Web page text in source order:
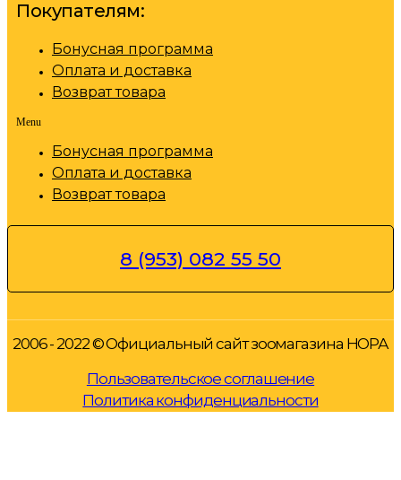
Покупателям:
Бонусная программа
Оплата и доставка
Возврат товара
Menu
Бонусная программа
Оплата и доставка
Возврат товара
8 (953) 082 55 50
2006 - 2022 © Официальный сайт зоомагазина НОРА
Пользовательское соглашение
Политика конфиденциальности